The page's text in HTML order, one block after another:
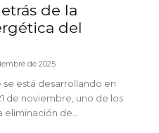
de la
del
de 2025
se está desarrollando en
de noviembre, uno de los
de...